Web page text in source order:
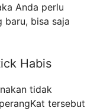
Anda perlu
baru, bisa saja
Habis
tidak
tersebut